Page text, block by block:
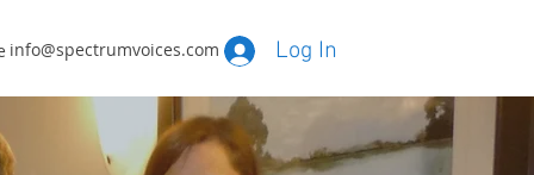
info@spectrumvoices.com Log In